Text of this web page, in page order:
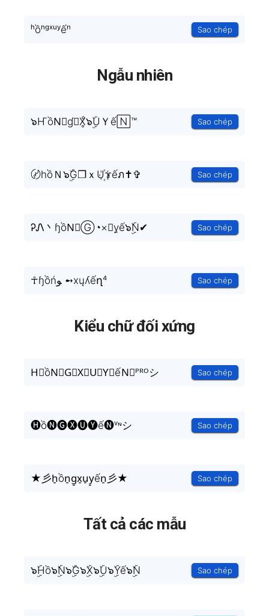
ʰồⁿᵍˣᵘʸếⁿ Sao chép
Ngẫu nhiên
๖ҤồN⃗ɠ❒X̥ͦ๖ۣۜUＹế🄽™ Sao chép
〄hồＮ๖ۣۜG❐ｘU꙰ɤếภ✝✞ Sao chép
ᎮᏁ丶ɧồN⃗Ⓖ◔×ⓤy̫ế๖ۣۜN✔ Sao chép
☥ɧồńﻮ ➻xųʎếղ⁴ Sao chép
Kiểu chữ đối xứng
H⃣ồN⃣G⃣X⃣U⃣Y⃣ếN⃣ᴾᴿᴼシ Sao chép
🅗ồ🅝🅖🅧🅤🅨ế🅝ᵛᶰシ Sao chép
★彡h̠ồn̠g̠x̠u̠y̠ến̠彡★ Sao chép
Tất cả các mẫu
๖ۣۜHồ๖ۣۜN๖ۣۜG๖ۣۜX๖ۣۜU๖ۣۜYế๖ۣۜN Sao chép